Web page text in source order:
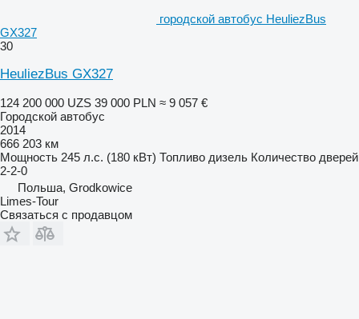
городской автобус HeuliezBus
GX327
30
HeuliezBus GX327
124 200 000 UZS 39 000 PLN ≈ 9 057 €
Городской автобус
2014
666 203 км
Мощность 245 л.с. (180 кВт) Топливо дизель Количество дверей
2-2-0
Польша, Grodkowice
Limes-Tour
Связаться с продавцом